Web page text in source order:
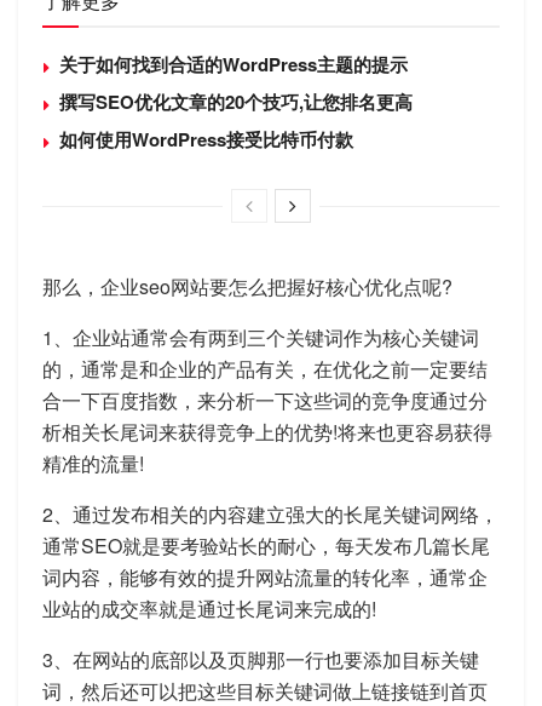
关于如何找到合适的WordPress主题的提示
撰写SEO优化文章的20个技巧,让您排名更高
如何使用WordPress接受比特币付款
那么，企业seo网站要怎么把握好核心优化点呢?
1、企业站通常会有两到三个关键词作为核心关键词
的，通常是和企业的产品有关，在优化之前一定要结
合一下百度指数，来分析一下这些词的竞争度通过分
析相关长尾词来获得竞争上的优势!将来也更容易获得
精准的流量!
2、通过发布相关的内容建立强大的长尾关键词网络，
通常SEO就是要考验站长的耐心，每天发布几篇长尾
词内容，能够有效的提升网站流量的转化率，通常企
业站的成交率就是通过长尾词来完成的!
3、在网站的底部以及页脚那一行也要添加目标关键
词，然后还可以把这些目标关键词做上链接链到首页